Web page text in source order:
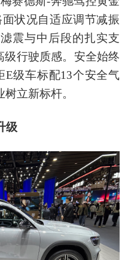
状况自适应调节减振
震与中后段的扎实支
级行驶质感。安全始终
E级车标配13个安全气
立新标杆。
级